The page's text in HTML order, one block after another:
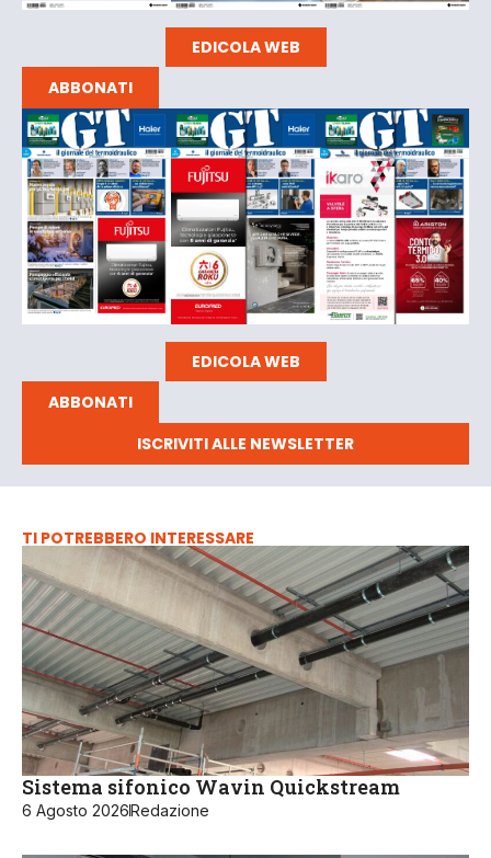
EDICOLA WEB
ABBONATI
EDICOLA WEB
ABBONATI
ISCRIVITI ALLE NEWSLETTER
TI POTREBBERO INTERESSARE
Sistema sifonico Wavin Quickstream
6 Agosto 2026Redazione